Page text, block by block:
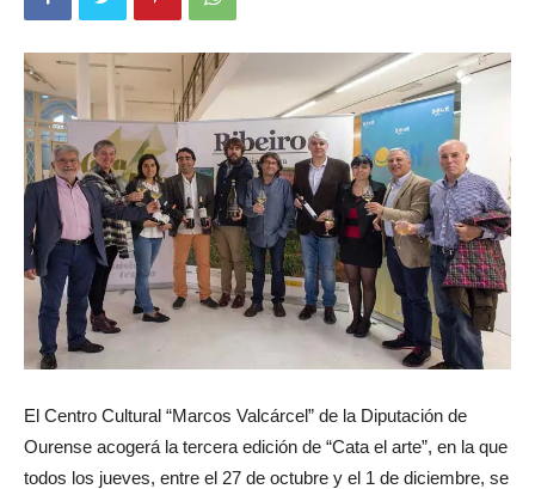
El Centro Cultural “Marcos Valcárcel” de la Diputación de
Ourense acogerá la tercera edición de “Cata el arte”, en la que
todos los jueves, entre el 27 de octubre y el 1 de diciembre, se